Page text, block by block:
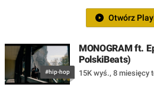
Otwórz
#hip-hop
MONOGRAM ft.
PolskiBeats)
15K wyś., 8 miesięcy